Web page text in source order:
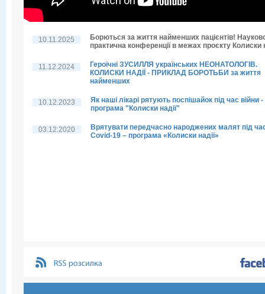
10.11.2025
Борються за життя найменших пацієнтів!
практична конференції в межах проєкту Колиски
11.12.2024
Героїчні ЗУСИЛЛЯ українських НЕОНАТОЛОГІВ.
КОЛИСКИ НАДІЇ - ПРИКЛАД БОРОТЬБИ за життя
найменших
10.12.2023
Як наші лікарі рятують поспішайок під час війни -
програма "Колиски надії"
03.12.2020
Врятувати передчасно народжених малят під
Covid-19 – програма «Колиски надії»